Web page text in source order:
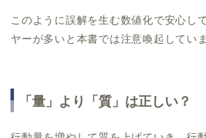
このように誤解を生む数値化で安心し
ヤーが多いと本書では注意喚起していま
「量」より「質」は正しい？